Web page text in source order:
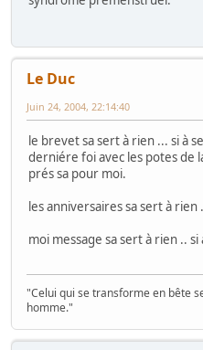
Le Duc
Juin 24, 2004, 22:14:40
le brevet sa sert à rien ... si à
derniére foi avec les potes de
prés sa pour moi.
les anniversaires sa sert à
moi message sa sert à rien ..
"Celui qui se transforme en bête
homme."